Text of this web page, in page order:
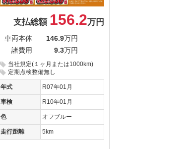
支払総額 156.2万円
車両本体 146.9万円
諸費用
9.3万円
当社規定(１ヶ月または1000km)
定期点検整備無し
年式 R07年01月
車検 R10年01月
色 オフブルー
走行距離 5km